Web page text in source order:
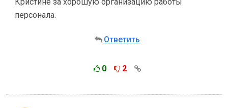
персонала.
Ответить
0 2